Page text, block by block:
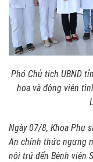
Phó Chủ tịch UBND
hoa và động viên
Ngày 07/8, Khoa Phụ
An chính thức ngưng
nội trú đến Bệnh viện